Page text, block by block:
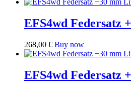
EFS4wd Federsatz
268,00 € Buy now
EFS4wd Federsatz